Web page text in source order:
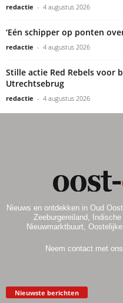
redactie - 4 augustus 2026
‘Eén schipper op ponten
redactie - 4 augustus 2026
Stille actie Red Rebels voor
Utrechtsebrug
redactie - 4 augustus 2026
Nieuws en ontdekken in Oud
Zeeburgereiland,
Nieuwmarktbuurt,
Neem contact met
Nieuwste berichten